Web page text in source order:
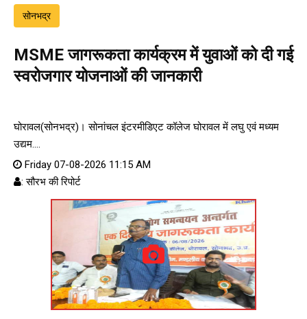
सोनभद्र
MSME जागरूकता कार्यक्रम में युवाओं को दी गई
स्वरोजगार योजनाओं की जानकारी
घोरावल(सोनभद्र)। सोनांचल इंटरमीडिएट कॉलेज घोरावल में लघु एवं मध्यम
उद्यम....
Friday 07-08-2026 11:15 AM
: सौरभ की रिपोर्ट